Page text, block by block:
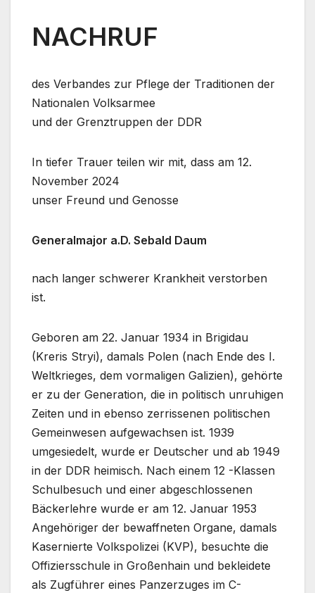
NACHRUF
des Verbandes zur Pflege der Traditionen der
Nationalen Volksarmee
und der Grenztruppen der DDR
In tiefer Trauer teilen wir mit, dass am 12.
November 2024
unser Freund und Genosse
Generalmajor a.D. Sebald Daum
nach langer schwerer Krankheit verstorben
ist.
Geboren am 22. Januar 1934 in Brigidau
(Kreris Stryi), damals Polen (nach Ende des I.
Weltkrieges, dem vormaligen Galizien), gehörte
er zu der Generation, die in politisch unruhigen
Zeiten und in ebenso zerrissenen politischen
Gemeinwesen aufgewachsen ist. 1939
umgesiedelt, wurde er Deutscher und ab 1949
in der DDR heimisch. Nach einem 12 -Klassen
Schulbesuch und einer abgeschlossenen
Bäckerlehre wurde er am 12. Januar 1953
Angehöriger der bewaffneten Organe, damals
Kasernierte Volkspolizei (KVP), besuchte die
Offiziersschule in Großenhain und bekleidete
als Zugführer eines Panzerzuges im C-